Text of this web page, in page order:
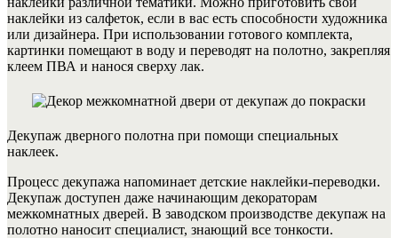
наклейки из салфеток, если в вас есть способности художника
или дизайнера. При использовании готового комплекта,
картинки помещают в воду и переводят на полотно, закрепляя
клеем ПВА и нанося сверху лак.
Декупаж дверного полотна при помощи специальных
наклеек.
Процесс декупажа напоминает детские наклейки-переводки.
Декупаж доступен даже начинающим декораторам
межкомнатных дверей. В заводском производстве декупаж на
полотно наносит специалист, знающий все тонкости.